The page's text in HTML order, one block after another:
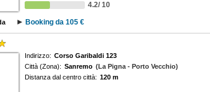
4.2/ 10
Booking da 105 €
Indirizzo: Corso Garibaldi 123
Città (Zona): Sanremo (La Pigna - Porto Vecchio)
Distanza dal centro città: 120 m